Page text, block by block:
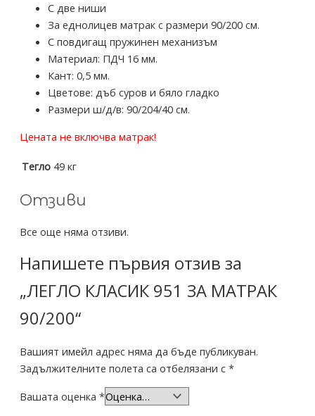
С две ниши
За еднолицев матрак с размери 90/200 см.
С повдигащ пружинен механизъм
Материал: ПДЧ 16 мм.
Кант: 0,5 мм.
Цветове: дъб суров и бяло гладко
Размери ш/д/в: 90/204/40 см.
Цената не включва матрак!
Тегло 49 кг
Отзиви
Все още няма отзиви.
Напишете първия отзив за
„ЛЕГЛО КЛАСИК 951 ЗА МАТРАК
90/200“
Вашият имейл адрес няма да бъде публикуван.
Задължителните полета са отбелязани с *
Вашата оценка *